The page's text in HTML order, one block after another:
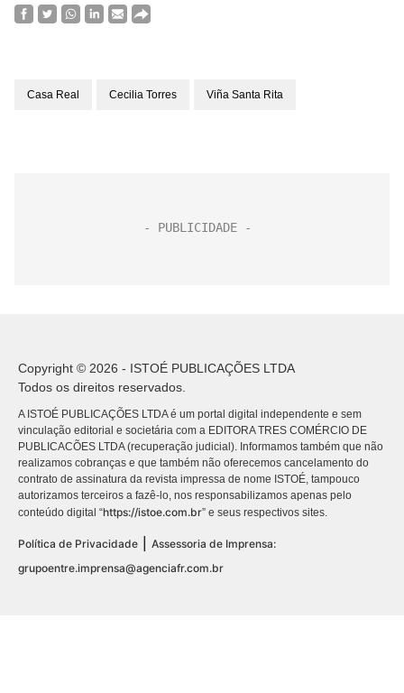
Casa Real Cecilia Torres Viña Santa Rita
Copyright © 2026 - ISTOÉ PUBLICAÇÕES LTDA
Todos os direitos reservados.
A ISTOÉ PUBLICAÇÕES LTDA é um portal digital independente e sem
vinculação editorial e societária com a EDITORA TRES COMÉRCIO DE
PUBLICACÕES LTDA (recuperação judicial). Informamos também que não
realizamos cobranças e que também não oferecemos cancelamento do
contrato de assinatura da revista impressa de nome ISTOÉ, tampouco
autorizamos terceiros a fazê-lo, nos responsabilizamos apenas pelo
conteúdo digital “https://istoe.com.br” e seus respectivos sites.
Política de Privacidade
Assessoria de Imprensa:
grupoentre.imprensa@agenciafr.com.br